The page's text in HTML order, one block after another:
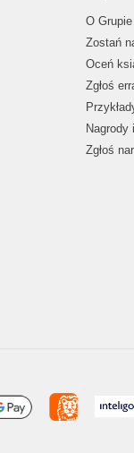
O
Zostań
Oceń
Zgłoś
Nagrody
Zgłoś